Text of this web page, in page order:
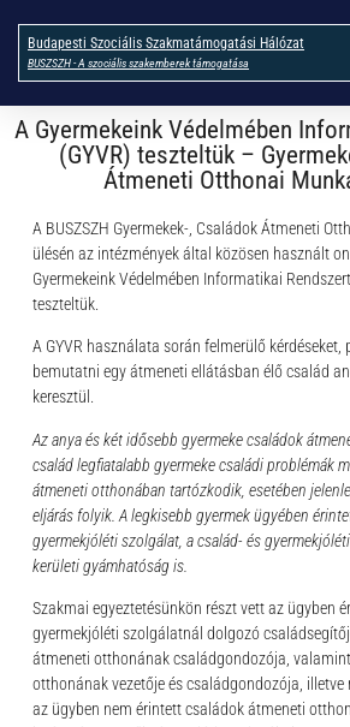
Budapesti Szociális Szakmatámogatási Hálózat
BUSZSZH - A szociális szakemberek támogatása
A Gyermekeink Védelmében
(GYVR) teszteltük –
Átmeneti Otthonai
A BUSZSZH Gyermekek-, Családok Átmeneti
ülésén az intézmények által közösen használt
Gyermekeink Védelmében Informatikai
teszteltük.
A GYVR használata során felmerülő
bemutatni egy átmeneti ellátásban élő család
keresztül.
Az anya és két idősebb gyermeke családok
család legfiatalabb gyermeke családi problémák
átmeneti otthonában tartózkodik, esetében
eljárás folyik. A legkisebb gyermek ügyében
gyermekjóléti szolgálat, a család- és
kerületi gyámhatóság is.
Szakmai egyeztetésünkön részt vett az ügyben
gyermekjóléti szolgálatnál dolgozó
átmeneti otthonának családgondozója,
otthonának vezetője és családgondozója, illetve
az ügyben nem érintett családok átmeneti